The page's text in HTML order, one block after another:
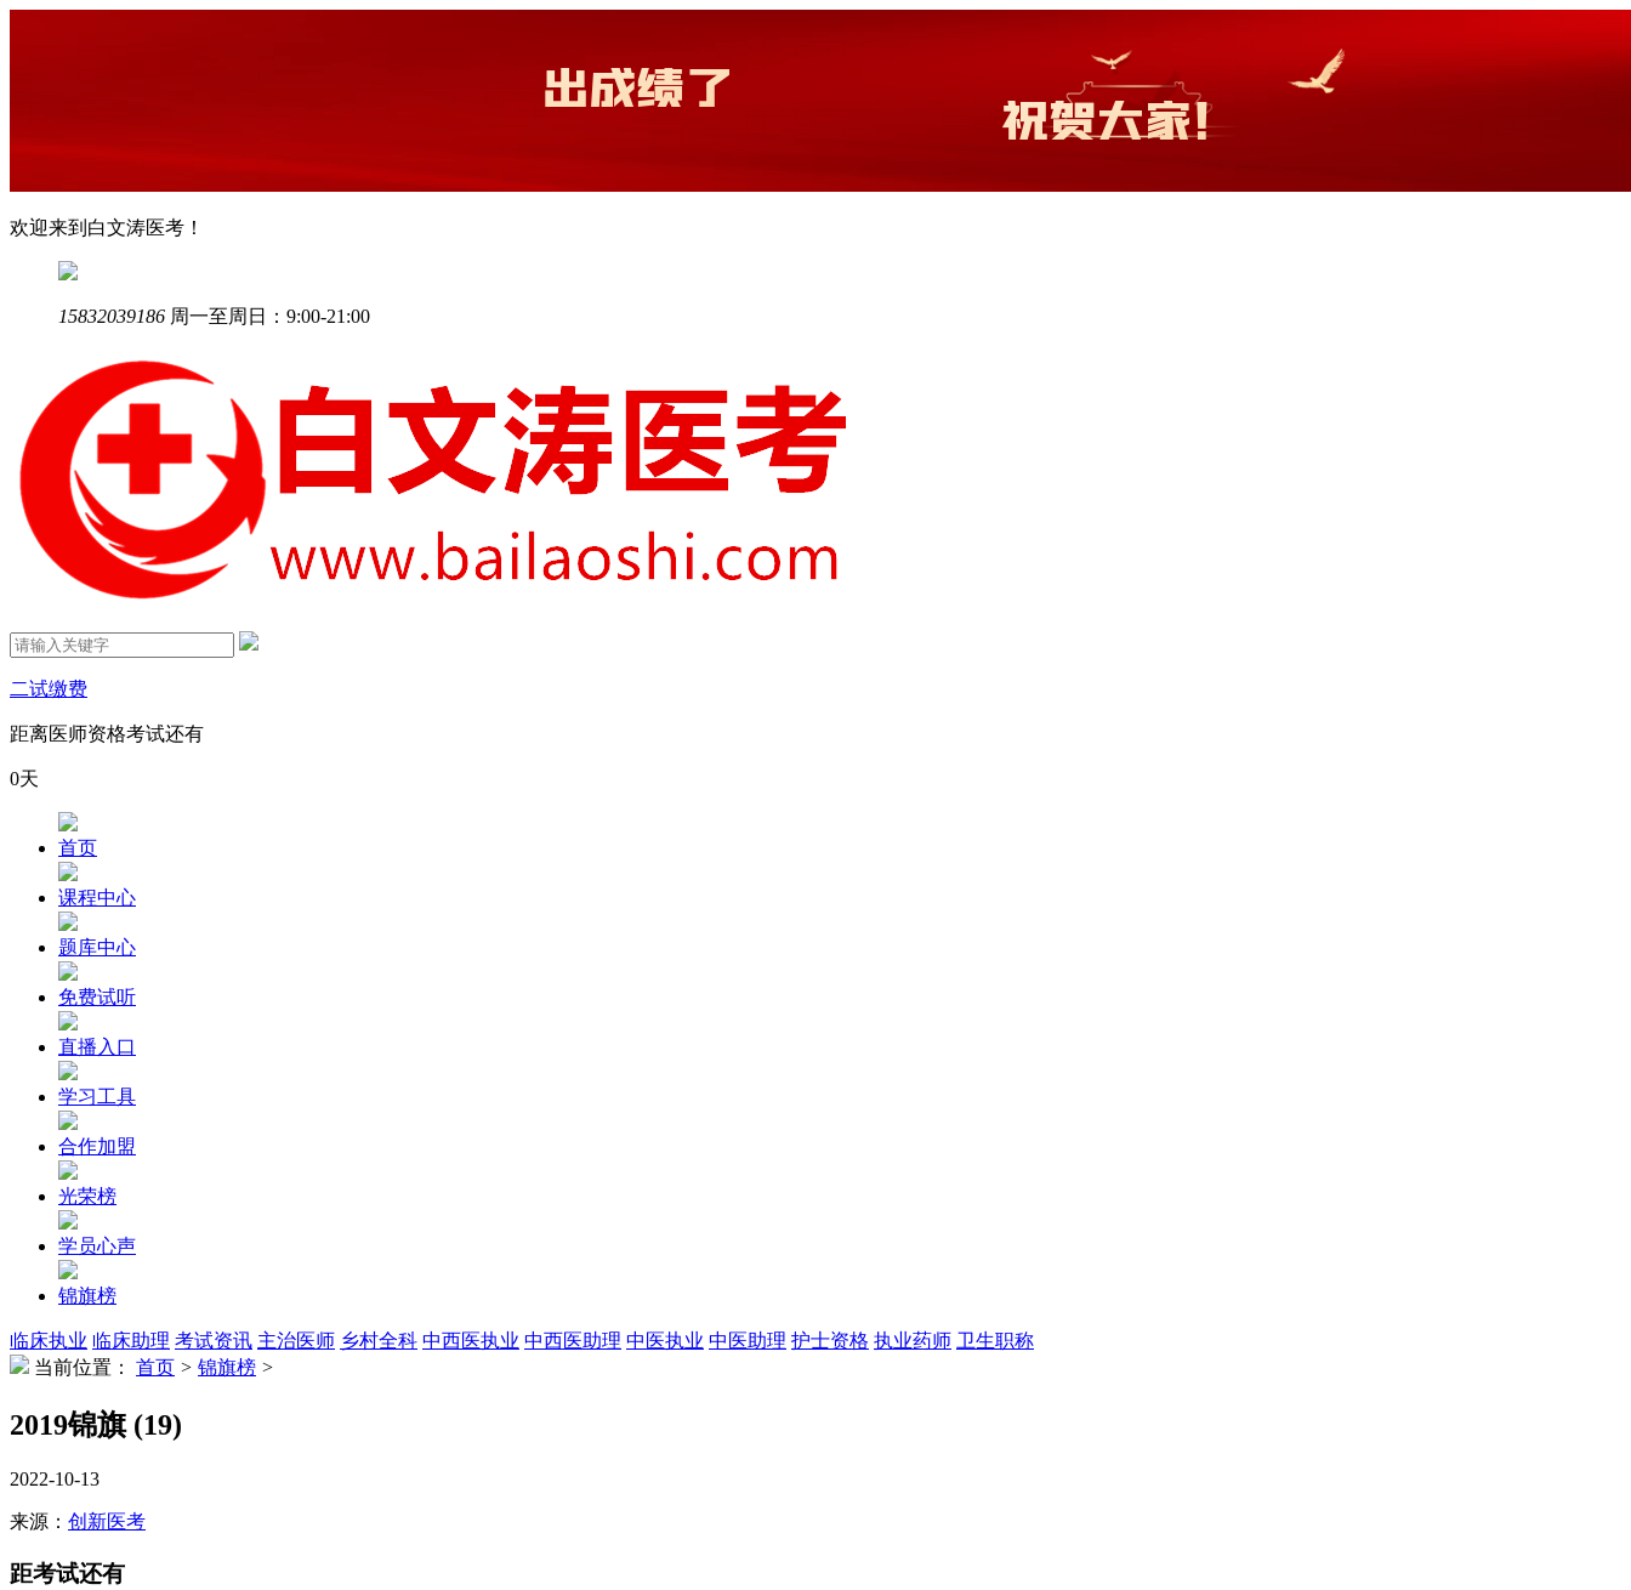
欢迎来到白文涛医考！
15832039186 周一至周日：9:00-21:00
二试缴费
距离医师资格考试还有
0天
首页
课程中心
题库中心
免费试听
直播入口
学习工具
合作加盟
光荣榜
学员心声
锦旗榜
临床执业 临床助理 考试资讯 主治医师 乡村全科 中西医执业 中西医助理 中医执业 中医助理 护士资格 执业药师 卫生职称
当前位置：
首页 > 锦旗榜 >
2019锦旗 (19)
2022-10-13
来源： 创新医考
距考试还有